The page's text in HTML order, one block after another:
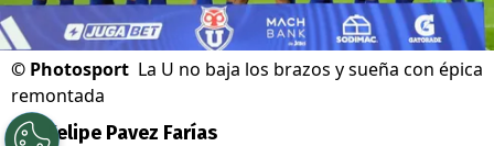
© Photosport La U no baja los brazos y sueña con épica
remontada
Por Felipe Pavez Farías